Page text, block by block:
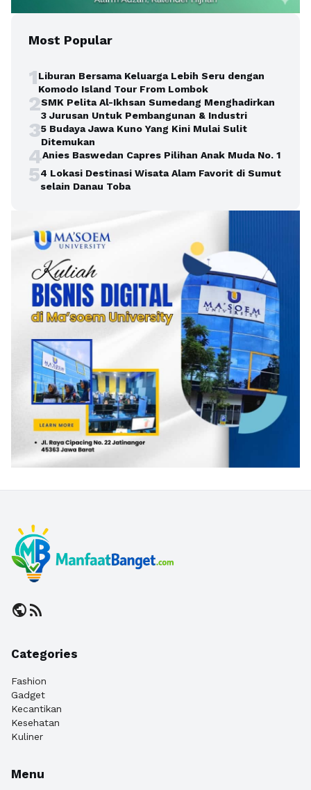
Most Popular
1Liburan Bersama Keluarga Lebih Seru dengan
Komodo Island Tour From Lombok
2SMK Pelita Al-Ikhsan Sumedang Menghadirkan
3 Jurusan Untuk Pembangunan & Industri
35 Budaya Jawa Kuno Yang Kini Mulai Sulit
Ditemukan
4Anies Baswedan Capres Pilihan Anak Muda No. 1
54 Lokasi Destinasi Wisata Alam Favorit di Sumut
selain Danau Toba
publicrss_feed
Categories
Fashion
Gadget
Kecantikan
Kesehatan
Kuliner
Menu